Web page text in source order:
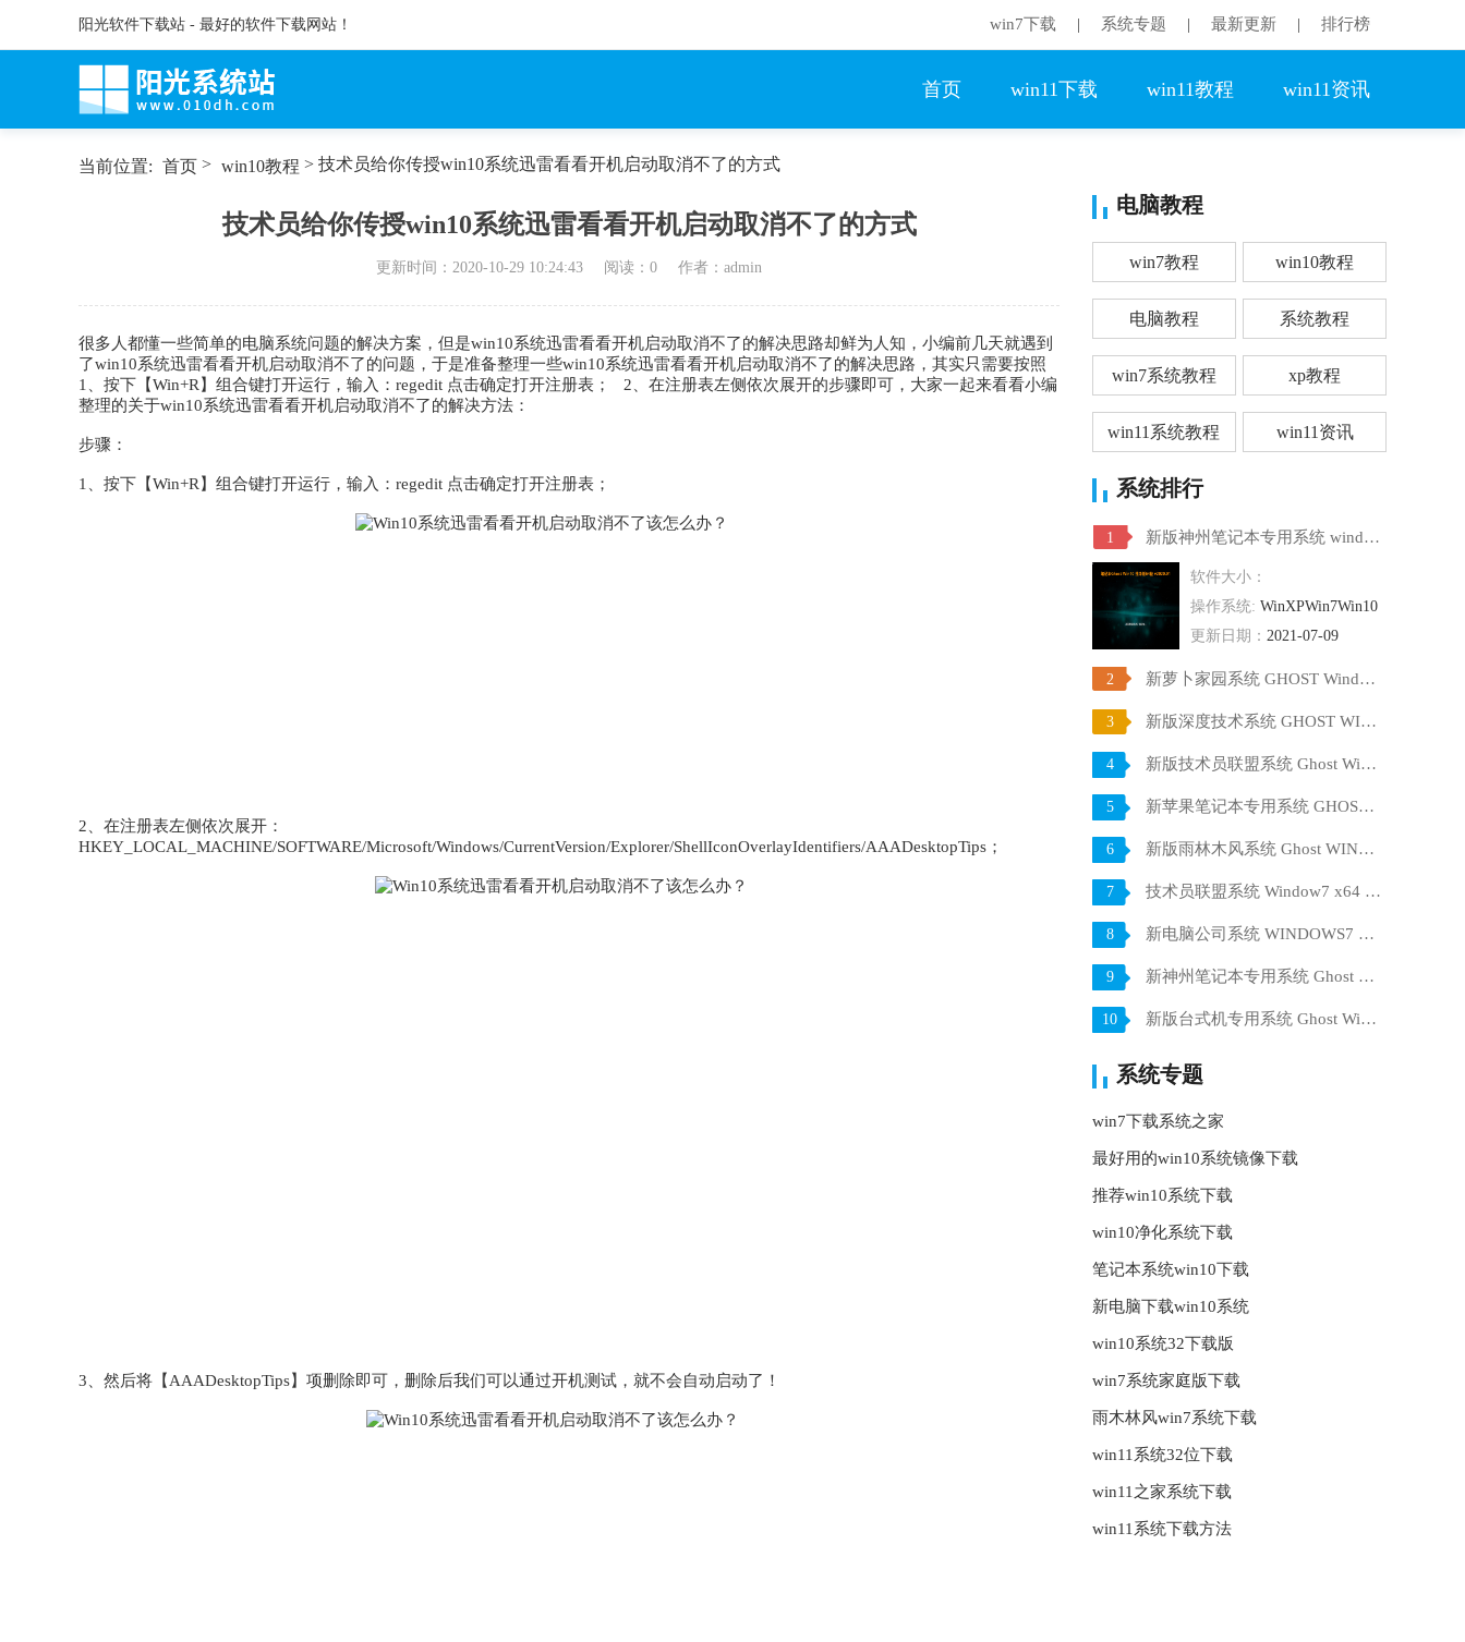
阳光软件下载站 - 最好的软件下载网站！ win7下载 系统专题 最新更新 排行榜
首页 win11下载 win11教程 win11资讯
当前位置: 首页 > win10教程 > 技术员给你传授win10系统迅雷看看开机启动取消不了的方式
技术员给你传授win10系统迅雷看看开机启动取消不了的方式
更新时间： 2020-10-29 10:24:43 阅读： 0 作者：admin
很多人都懂一些简单的电脑系统问题的解决方案，但是win10系统迅雷看看开机启动取消不了的解决思路却鲜为人知，小编前几天就遇到
了win10系统迅雷看看开机启动取消不了的问题，于是准备整理一些win10系统迅雷看看开机启动取消不了的解决思路，其实只需要按照
1、按下【Win+R】组合键打开运行，输入：regedit 点击确定打开注册表； 2、在注册表左侧依次展开的步骤即可，大家一起来看看小编
整理的关于win10系统迅雷看看开机启动取消不了的解决方法：
步骤：
1、按下【Win+R】组合键打开运行，输入：regedit 点击确定打开注册表；
2、在注册表左侧依次展开：
HKEY_LOCAL_MACHINE/SOFTWARE/Microsoft/Windows/CurrentVersion/Explorer/ShellIconOverlayIdentifiers/AAADesktopTips；
3、然后将【AAADesktopTips】项删除即可，删除后我们可以通过开机测试，就不会自动启动了！
电脑教程
win7教程 win10教程
电脑教程 系统教程
win7系统教程 xp教程
win11系统教程 win11资讯
系统排行
1 新版神州笔记本专用系统 windows10 64位 SP1 家庭旗舰版 V2021.07
软件大小：
操作系统: WinXPWin7Win10
更新日期： 2021-07-09
2 新萝卜家园系统 GHOST Windows10 X64 SP1 稳定装机版 V2021.07
3 新版深度技术系统 GHOST WIN10 X64 SP1 通用旗舰版 V2021.07
4 新版技术员联盟系统 Ghost Win10 X64 稳定装机版 V2021.07
5 新苹果笔记本专用系统 GHOST Window7 86 官方稳定版 V2021.07
6 新版雨林木风系统 Ghost WINDOWS7 X32位 SP1 快速装机版 V2021.07
7 技术员联盟系统 Window7 x64 旗舰版原版ISO下载 V2021.07
8 新电脑公司系统 WINDOWS7 X32位 装机旗舰版下载 V2021.07
9 新神州笔记本专用系统 Ghost win7 x64 装机稳定版 V2021.07
10 新版台式机专用系统 Ghost Win10 32位 旗舰版 V2021.07
系统专题
win7下载系统之家
最好用的win10系统镜像下载
推荐win10系统下载
win10净化系统下载
笔记本系统win10下载
新电脑下载win10系统
win10系统32下载版
win7系统家庭版下载
雨木林风win7系统下载
win11系统32位下载
win11之家系统下载
win11系统下载方法